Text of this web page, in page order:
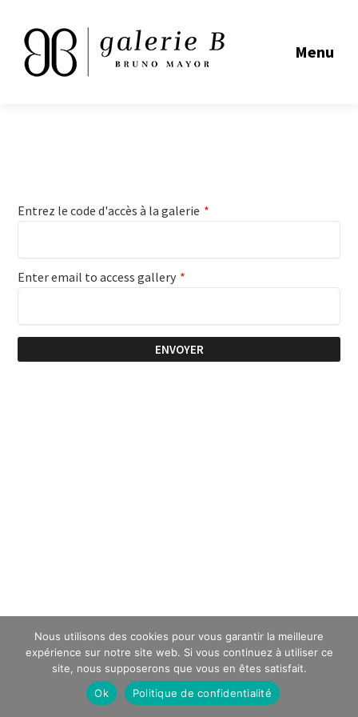
Menu
Entrez le code d'accès à la galerie *
Enter email to access gallery *
ENVOYER
Nous utilisons des cookies pour vous garantir la meilleure
expérience sur notre site web. Si vous continuez à utiliser ce
site, nous supposerons que vous en êtes satisfait.
Ok
Politique de confidentialité